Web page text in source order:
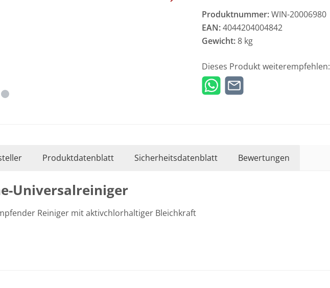
Produktnummer:WIN-20006980
EAN:4044204004842
Gewicht:8 kg
Dieses Produkt weiterempfehlen:
Produktdatenblatt Sicherheitsdatenblatt Bewertungen
Universalreiniger
Reiniger mit aktivchlorhaltiger Bleichkraft